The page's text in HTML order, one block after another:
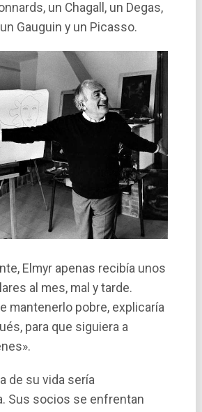
un Chagall, un Degas,
Gauguin y un Picasso.
Elmyr apenas recibía unos
al mes, mal y tarde.
mantenerlo pobre, explicaría
para que siguiera a
de su vida sería
Sus socios se enfrentan